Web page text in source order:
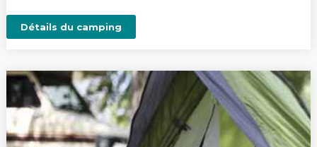
Détails du camping